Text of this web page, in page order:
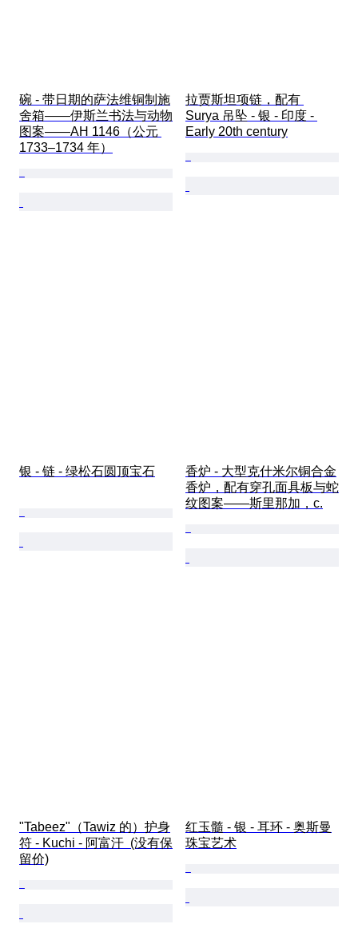
碗 - 带日期的萨法维铜制施
舍箱——伊斯兰书法与动物
图案——AH 1146（公元
1733–1734 年）
拉贾斯坦项链，配有
Surya 吊坠 - 银 - 印度 -
Early 20th century
银 - 链 - 绿松石圆顶宝石
香炉 - 大型克什米尔铜合金
香炉，配有穿孔面具板与蛇
纹图案——斯里那加，c.
"Tabeez"（Tawiz 的）护身
符 - Kuchi - 阿富汗  (没有保
留价)
红玉髓 - 银 - 耳环 - 奥斯曼
珠宝艺术